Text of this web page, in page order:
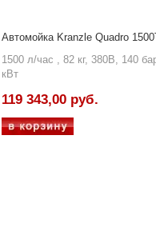
Автомойка Kranzle Quadro
1500 л/час , 82 кг, 380В, 140
кВт
119 343,00 руб.